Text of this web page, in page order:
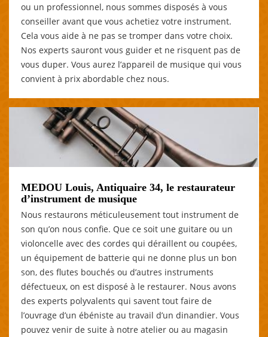
ou un professionnel, nous sommes disposés à vous
conseiller avant que vous achetiez votre instrument.
Cela vous aide à ne pas se tromper dans votre choix.
Nos experts sauront vous guider et ne risquent pas de
vous duper. Vous aurez l’appareil de musique qui vous
convient à prix abordable chez nous.
MEDOU Louis, Antiquaire 34, le restaurateur
d’instrument de musique
Nous restaurons méticuleusement tout instrument de
son qu’on nous confie. Que ce soit une guitare ou un
violoncelle avec des cordes qui déraillent ou coupées,
un équipement de batterie qui ne donne plus un bon
son, des flutes bouchés ou d’autres instruments
défectueux, on est disposé à le restaurer. Nous avons
des experts polyvalents qui savent tout faire de
l’ouvrage d’un ébéniste au travail d’un dinandier. Vous
pouvez venir de suite à notre atelier ou au magasin